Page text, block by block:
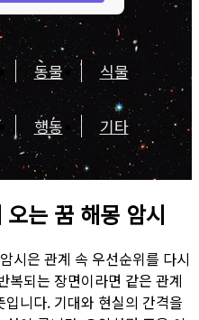
동물 식물
행동 기타
는 꿈 해몽 암시
시은 관계 속 우선순위를 다시
복되는 장면이라면 같은 관계
니다. 기대와 현실의 간격을